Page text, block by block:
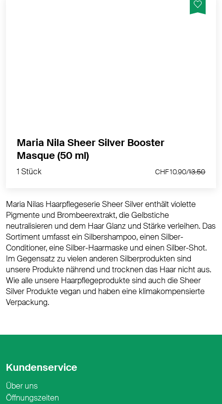
1 Stück
Maria Nila Sheer Silver Booster
Masque (50 ml)
1 Stück CHF 10.90/13.50
Maria Nilas Haarpflegeserie Sheer Silver enthält violette
Pigmente und Brombeerextrakt, die Gelbstiche
neutralisieren und dem Haar Glanz und Stärke verleihen. Das
Sortiment umfasst ein Silbershampoo, einen Silber-
Conditioner, eine Silber-Haarmaske und einen Silber-Shot.
Im Gegensatz zu vielen anderen Silberprodukten sind
unsere Produkte nährend und trocknen das Haar nicht aus.
Wie alle unsere Haarpflegeprodukte sind auch die Sheer
Silver Produkte vegan und haben eine klimakompensierte
Verpackung.
Kundenservice
Über uns
Öffnungszeiten